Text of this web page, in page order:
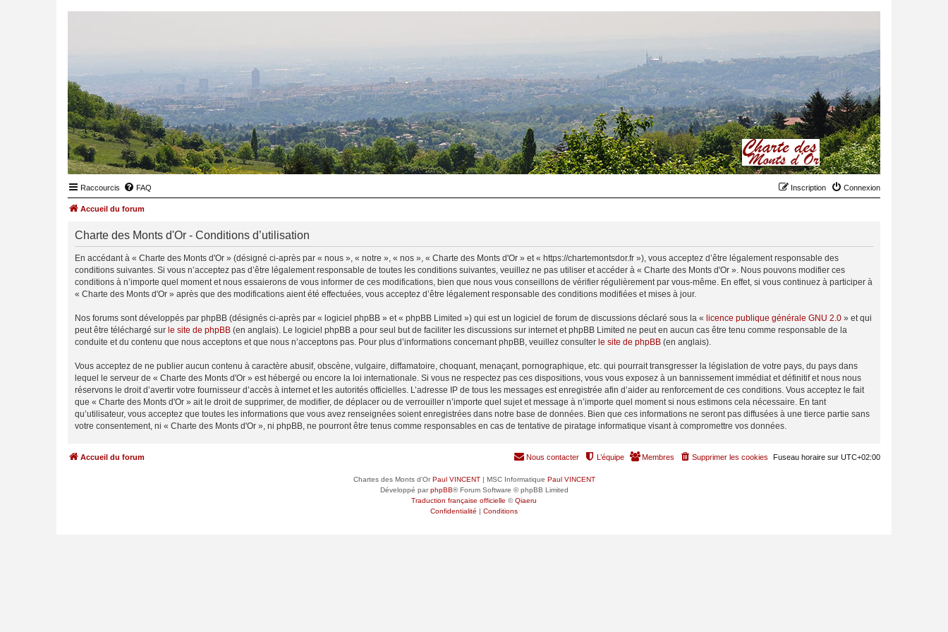
Raccourcis FAQ Connexion
Inscription
Accueil du forum
Charte des Monts d'Or - Conditions d’utilisation
En accédant à « Charte des Monts d'Or » (désigné ci-après par « nous », « notre », « nos », « Charte des Monts d'Or » et « https://chartemontsdor.fr »), vous acceptez d’être légalement responsable des
conditions suivantes. Si vous n’acceptez pas d’être légalement responsable de toutes les conditions suivantes, veuillez ne pas utiliser et accéder à « Charte des Monts d'Or ». Nous pouvons modifier ces
conditions à n’importe quel moment et nous essaierons de vous informer de ces modifications, bien que nous vous conseillons de vérifier régulièrement par vous-même. En effet, si vous continuez à participer à
« Charte des Monts d'Or » après que des modifications aient été effectuées, vous acceptez d’être légalement responsable des conditions modifiées et mises à jour.
Nos forums sont développés par phpBB (désignés ci-après par « logiciel phpBB » et « phpBB Limited ») qui est un logiciel de forum de discussions déclaré sous la « licence publique générale GNU 2.0 » et qui
peut être téléchargé sur le site de phpBB (en anglais). Le logiciel phpBB a pour seul but de faciliter les discussions sur internet et phpBB Limited ne peut en aucun cas être tenu comme responsable de la
conduite et du contenu que nous acceptons et que nous n’acceptons pas. Pour plus d’informations concernant phpBB, veuillez consulter le site de phpBB (en anglais).
Vous acceptez de ne publier aucun contenu à caractère abusif, obscène, vulgaire, diffamatoire, choquant, menaçant, pornographique, etc. qui pourrait transgresser la législation de votre pays, du pays dans
lequel le serveur de « Charte des Monts d'Or » est hébergé ou encore la loi internationale. Si vous ne respectez pas ces dispositions, vous vous exposez à un bannissement immédiat et définitif et nous nous
réservons le droit d’avertir votre fournisseur d’accès à internet et les autorités officielles. L’adresse IP de tous les messages est enregistrée afin d’aider au renforcement de ces conditions. Vous acceptez le fait
que « Charte des Monts d'Or » ait le droit de supprimer, de modifier, de déplacer ou de verrouiller n’importe quel sujet et message à n’importe quel moment si nous estimons cela nécessaire. En tant
qu’utilisateur, vous acceptez que toutes les informations que vous avez renseignées soient enregistrées dans notre base de données. Bien que ces informations ne seront pas diffusées à une tierce partie sans
votre consentement, ni « Charte des Monts d'Or », ni phpBB, ne pourront être tenus comme responsables en cas de tentative de piratage informatique visant à compromettre vos données.
Accueil du forum Fuseau horaire sur UTC+02:00
Supprimer les cookies
Membres
L’équipe
Nous contacter
Chartes des Monts d'OrPaul VINCENT| MSC Informatique Paul VINCENT
Développé parphpBB® Forum Software © phpBB Limited
Traduction française officielle ©Qiaeru
Confidentialité | Conditions